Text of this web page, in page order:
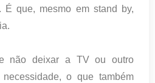
que, mesmo em stand by,
não deixar a TV ou outro
o que também